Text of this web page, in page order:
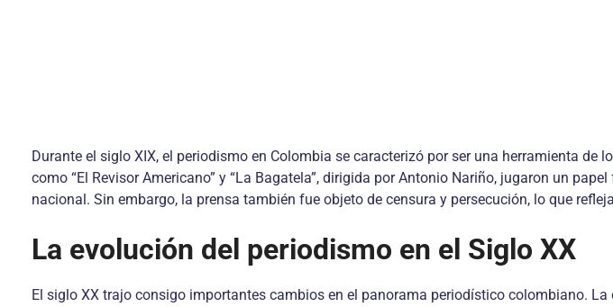
Durante el siglo XIX, el periodismo en Colombia se caracterizó por ser una herramienta de
como “El Revisor Americano” y “La Bagatela”, dirigida por Antonio Nariño, jugaron un
nacional. Sin embargo, la prensa también fue objeto de censura y persecución, lo que
La evolución del periodismo en el Siglo XX
El siglo XX trajo consigo importantes cambios en el panorama periodístico colombiano.